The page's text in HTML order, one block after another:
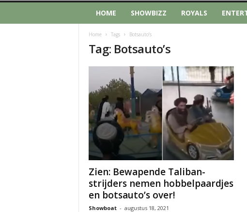
HOME SHOWBIZZ ROYALS
Home Tags Botsauto’s
Tag: Botsauto’s
Zien: Bewapende Taliban-
strijders nemen hobbelpaardjes
en botsauto’s over!
Showboat - augustus 18, 2021